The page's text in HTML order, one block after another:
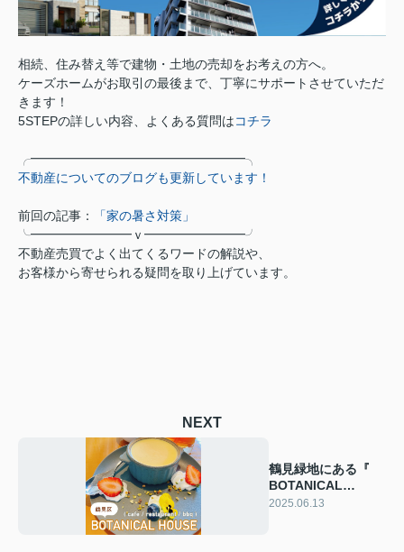
相続、住み替え等で建物・土地の売却をお考えの方へ。
ケーズホームがお取引の最後まで、丁寧にサポートさせていただ
きます！
5STEPの詳しい内容、よくある質問はコチラ
╭━━━━━━━━━━━━━━━━━╮
不動産についてのブログも更新しています！
前回の記事： 「家の暑さ対策 」
╰━━━━━━━━ｖ━━━━━━━━╯
不動産売買でよく出てくるワードの解説や、
お客様から寄せられる疑問を取り上げています。
NEXT
鶴見緑地にある『
BOTANICAL
HOUSE(ﾎﾞﾀﾆｶﾙﾊｳｽ)
2025.06.13